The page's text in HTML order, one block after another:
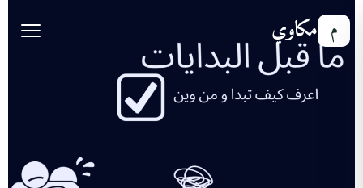
م مكاوي